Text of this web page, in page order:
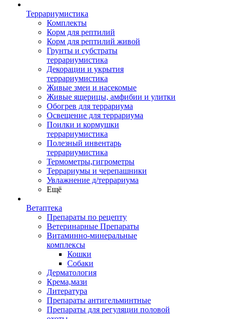
Террариумистика
Комплекты
Корм для рептилий
Корм для рептилий живой
Грунты и субстраты
террариумистика
Декорации и укрытия
террариумистика
Живые змеи и насекомые
Живые ящерицы, амфибии и улитки
Обогрев для террариума
Освещение для террариума
Поилки и кормушки
террариумистика
Полезный инвентарь
террариумистика
Термометры,гигрометры
Террариумы и черепашники
Увлажнение д/террариума
Ещё
Ветаптека
Препараты по рецепту
Ветеринарные Препараты
Витаминно-минеральные
комплексы
Кошки
Собаки
Дерматология
Крема,мази
Литература
Препараты антигельминтные
Препараты для регуляции половой